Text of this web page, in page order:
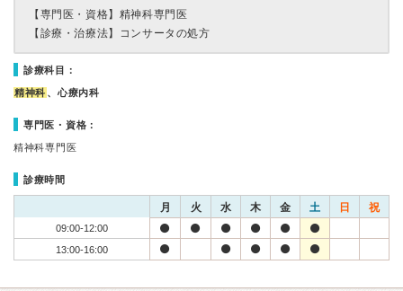
【専門医・資格】 精神科専門医
【診療・治療法】 コンサータの処方
診療科目：
精神科 、心療内科
専門医・資格：
精神科専門医
診療時間
月 火 水 木 金 土 日 祝
09:00-12:00
13:00-16:00